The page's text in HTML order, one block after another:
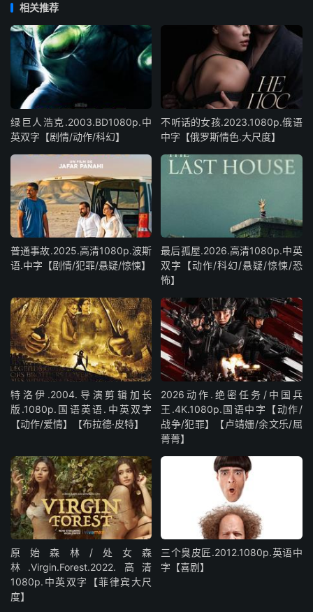
相关推荐
绿巨人浩克.2003.BD1080p.中
英双字【剧情/动作/科幻】
不听话的女孩.2023.1080p.俄语
中字【俄罗斯情色.大尺度】
普通事故.2025.高清1080p.波斯
语.中字【剧情/犯罪/悬疑/惊悚】
最后孤屋.2026.高清1080p.中英
双字【动作/科幻/悬疑/惊悚/恐
怖】
特洛伊.2004.导演剪辑加长
版.1080p.国语英语.中英双字
【动作/爱情】【布拉德·皮特】
2026动作.绝密任务/中国兵
王.4K.1080p.国语中字【动作/
战争/犯罪】【卢靖姗/余文乐/屈
菁菁】
原始森林/处女森
林.Virgin.Forest.2022.高清
1080p.中英双字【菲律宾大尺
度】
三个臭皮匠.2012.1080p.英语中
字【喜剧】